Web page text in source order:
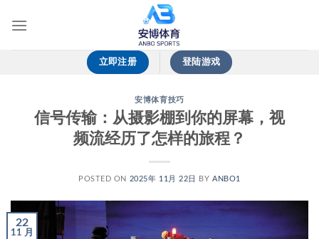
立即注册 登陆游戏
安博体育技巧
信号传输：从摄影棚到你的屏幕，视
频流经历了怎样的旅程？
POSTED ON 2025年 11月 22日 BYANBO1
22
11 月